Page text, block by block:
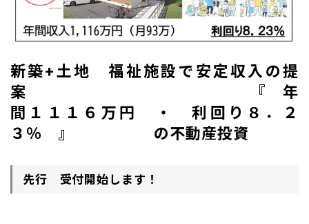
新築+土地 福祉施設で安定収入の提
案 『 年
間１１１６万円 ・ 利回り８．２
３％ 』 の不動産投資
先行 受付開始します！